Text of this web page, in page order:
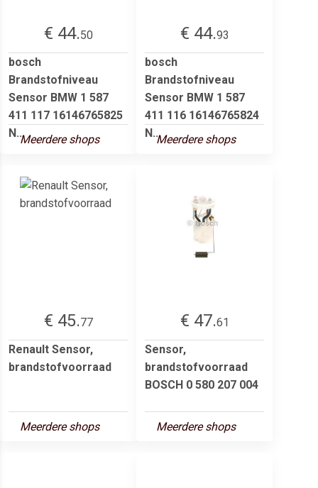
€ 44.50
bosch
Brandstofniveau
Sensor BMW 1 587
411 117 16146765825
N...Meerdere shops
€ 44.93
bosch
Brandstofniveau
Sensor BMW 1 587
411 116 16146765824
N...Meerdere shops
€ 45.77
Renault Sensor,
brandstofvoorraad
Meerdere shops
€ 47.61
Sensor,
brandstofvoorraad
BOSCH 0 580 207 004
Meerdere shops